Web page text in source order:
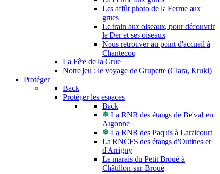
Les affût photo de la Ferme aux
grues
Le train aux oiseaux, pour découvrir
le Der et ses oiseaux
Nous retrouver au point d'accueil à
Chantecoq
La Fête de la Grue
Notre jeu : le voyage de Grupette (Clara, Kruki)
Protéger
Back
Protéger les espaces
Back
La RNR des étangs de Belval-en-
Argonne
La RNR des Paquis à Larzicourt
La RNCFS des étangs d'Outines et
d'Arrigny
Le marais du Petit Broué à
Châtillon-sur-Broué